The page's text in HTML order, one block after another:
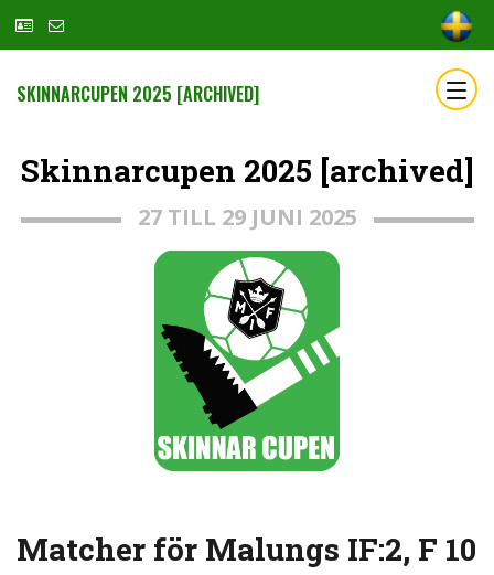
SKINNARCUPEN 2025 [ARCHIVED]
Skinnarcupen 2025 [archived]
27 TILL 29 JUNI 2025
Matcher för Malungs IF:2, F 10